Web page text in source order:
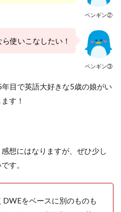
ペンギン②
ペンギン③
使いこなしたい！
目で英語大好きな5歳の娘がい
す！
想にはなりますが、ぜひ少し
す。
をベースに別のものも